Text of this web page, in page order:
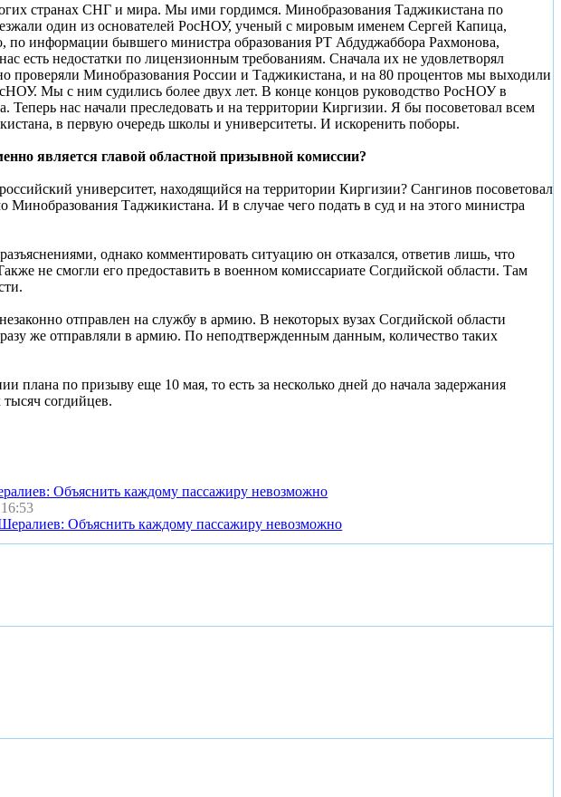
странах СНГ и мира. Мы ими гордимся. Минобразования Таджикистана по
один из основателей РосНОУ, ученый с мировым именем Сергей Капица,
информации бывшего министра образования РТ Абдуджаббора Рахмонова,
есть недостатки по лицензионным требованиям. Сначала их не удовлетворял
проверяли Минобразования России и Таджикистана, и на 80 процентов мы выходили
Мы с ним судились более двух лет. В конце концов руководство РосНОУ в
нас начали преследовать и на территории Киргизии. Я бы посоветовал всем
в первую очередь школы и университеты. И искоренить поборы.
является главой областной призывной комиссии?
университет, находящийся на территории Киргизии? Сангинов посоветовал
Минобразования Таджикистана. И в случае чего подать в суд и на этого министра
однако комментировать ситуацию он отказался, ответив лишь, что
не смогли его предоставить в военном комиссариате Согдийской области. Там
отправлен на службу в армию. В некоторых вузах Согдийской области
же отправляли в армию. По неподтвержденным данным, количество таких
по призыву еще 10 мая, то есть за несколько дней до начала задержания
согдийцев.
Объяснить каждому пассажиру невозможно